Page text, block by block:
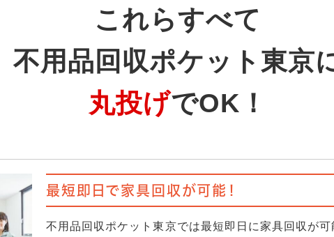
これらすべて
不用品回収ポケット東京
丸投げでOK！
最短即日で家具回収が可能！
不用品回収ポケット東京では最短即日に家具回収が